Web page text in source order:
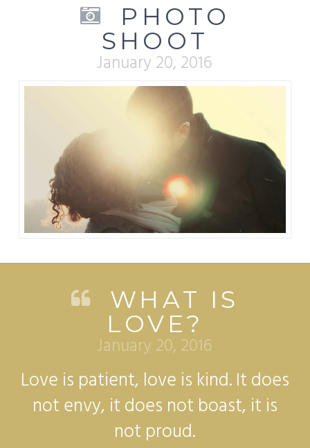
PHOTO
SHOOT
January 20, 2016
WHAT IS
LOVE?
January 20, 2016
Love is patient, love is kind. It does
not envy, it does not boast, it is
not proud.